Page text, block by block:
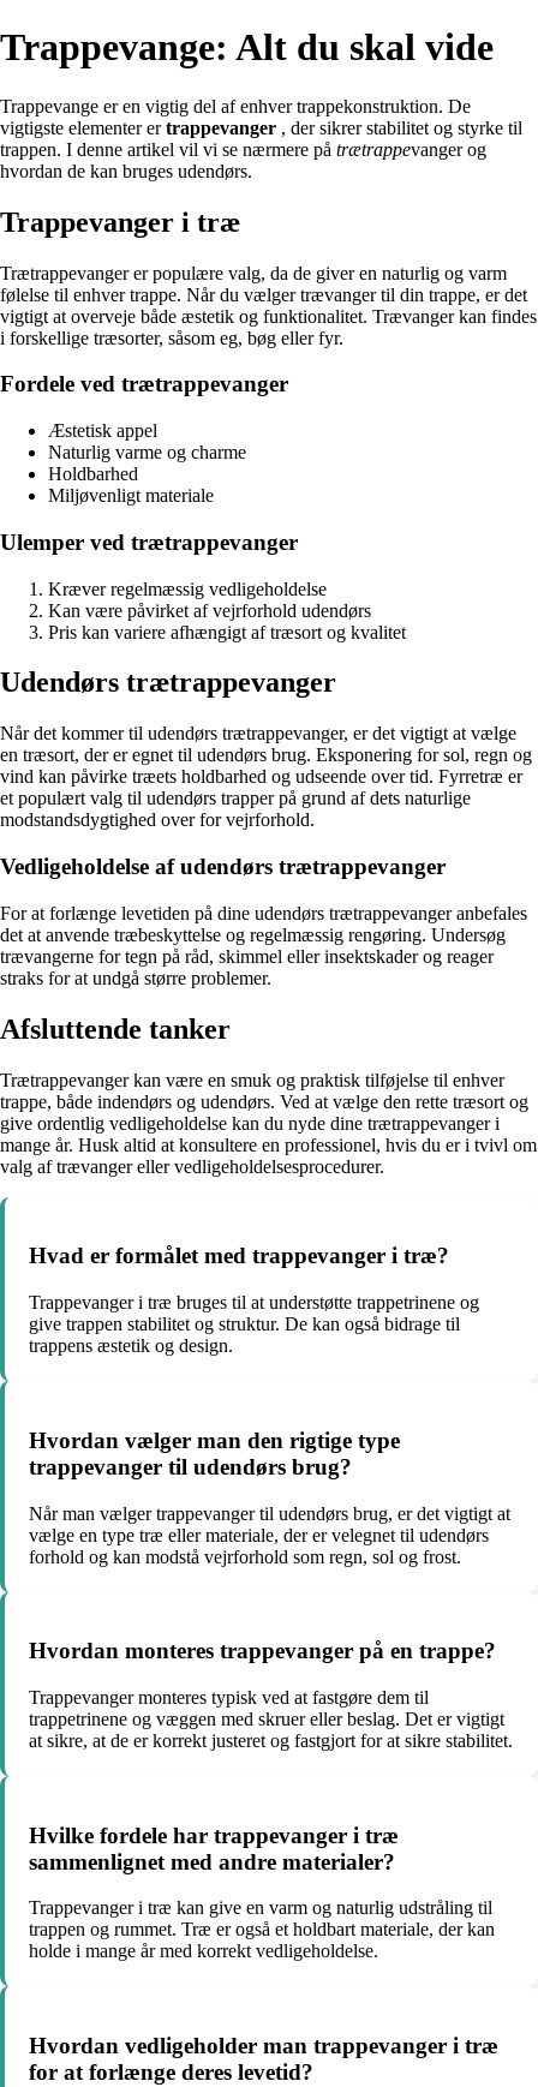
Trappevange: Alt du skal vide
Trappevange er en vigtig del af enhver trappekonstruktion. De
vigtigste elementer ertrappevanger , der sikrer stabilitet og styrke til
trappen. I denne artikel vil vi se nærmere på trætrappevanger og
hvordan de kan bruges udendørs.
Trappevanger i træ
Trætrappevanger er populære valg, da de giver en naturlig og varm
følelse til enhver trappe. Når du vælger trævanger til din trappe, er det
vigtigt at overveje både æstetik og funktionalitet. Trævanger kan findes
i forskellige træsorter, såsom eg, bøg eller fyr.
Fordele ved trætrappevanger
Æstetisk appel
Naturlig varme og charme
Holdbarhed
Miljøvenligt materiale
Ulemper ved trætrappevanger
Kræver regelmæssig vedligeholdelse
Kan være påvirket af vejrforhold udendørs
Pris kan variere afhængigt af træsort og kvalitet
Udendørs trætrappevanger
Når det kommer til udendørs trætrappevanger, er det vigtigt at vælge
en træsort, der er egnet til udendørs brug. Eksponering for sol, regn og
vind kan påvirke træets holdbarhed og udseende over tid. Fyrretræ er
et populært valg til udendørs trapper på grund af dets naturlige
modstandsdygtighed over for vejrforhold.
Vedligeholdelse af udendørs trætrappevanger
For at forlænge levetiden på dine udendørs trætrappevanger anbefales
det at anvende træbeskyttelse og regelmæssig rengøring. Undersøg
trævangerne for tegn på råd, skimmel eller insektskader og reager
straks for at undgå større problemer.
Afsluttende tanker
Trætrappevanger kan være en smuk og praktisk tilføjelse til enhver
trappe, både indendørs og udendørs. Ved at vælge den rette træsort og
give ordentlig vedligeholdelse kan du nyde dine trætrappevanger i
mange år. Husk altid at konsultere en professionel, hvis du er i tvivl om
valg af trævanger eller vedligeholdelsesprocedurer.
Hvad er formålet med trappevanger i træ?
Trappevanger i træ bruges til at understøtte trappetrinene og
give trappen stabilitet og struktur. De kan også bidrage til
trappens æstetik og design.
Hvordan vælger man den rigtige type
trappevanger til udendørs brug?
Når man vælger trappevanger til udendørs brug, er det vigtigt at
vælge en type træ eller materiale, der er velegnet til udendørs
forhold og kan modstå vejrforhold som regn, sol og frost.
Hvordan monteres trappevanger på en trappe?
Trappevanger monteres typisk ved at fastgøre dem til
trappetrinene og væggen med skruer eller beslag. Det er vigtigt
at sikre, at de er korrekt justeret og fastgjort for at sikre stabilitet.
Hvilke fordele har trappevanger i træ
sammenlignet med andre materialer?
Trappevanger i træ kan give en varm og naturlig udstråling til
trappen og rummet. Træ er også et holdbart materiale, der kan
holde i mange år med korrekt vedligeholdelse.
Hvordan vedligeholder man trappevanger i træ
for at forlænge deres levetid?